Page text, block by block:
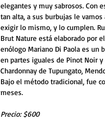
elegantes y muy sabrosos. Con
tan alta, a sus burbujas le vamos
exigir lo mismo, y lo cumplen.
Brut Nature está elaborado por el
enólogo Mariano Di Paola es un
en partes iguales de Pinot Noir y
Chardonnay de Tupungato,
Bajo el método tradicional, fue
meses.
Precio: $600